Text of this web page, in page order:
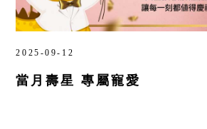
2025-09-12
當月壽星 專屬寵愛